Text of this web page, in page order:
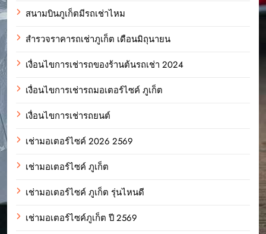
สนามบินภูเก็ตมีรถเช่าไหม
สำรวจราคารถเช่าภูเก็ต เดือนมิถุนายน
เงื่อนไขการเช่ารถของร้านต้นรถเช่า 2024
เงื่อนไขการเช่ารถมอเตอร์ไซค์ ภูเก็ต
เงื่อนไขการเช่ารถยนต์
เช่ามอเตอร์ไซค์ 2026 2569
เช่ามอเตอร์ไซค์ ภูเก็ต
เช่ามอเตอร์ไซค์ ภูเก็ต รุ่นไหนดี
เช่ามอเตอร์ไซค์ภูเก็ต ปี 2569